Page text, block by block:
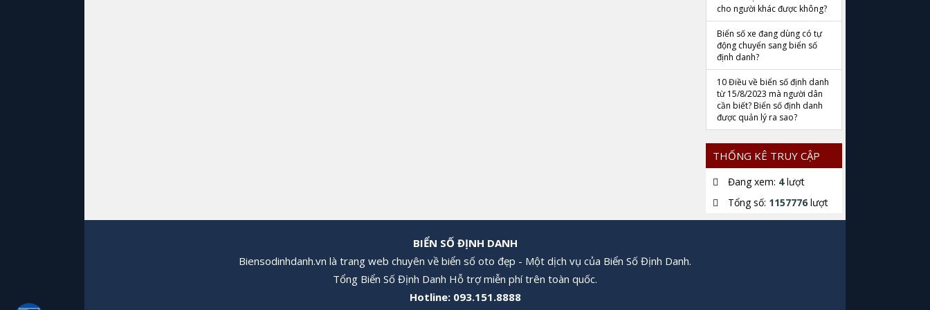
cho người khác được không?
Biển số xe đang dùng có tự
động chuyển sang biển số
định danh?
10 Điều về biển số định danh
từ 15/8/2023 mà người dân
cần biết? Biển số định danh
được quản lý ra sao?
THỐNG KÊ TRUY CẬP
Đang xem: 4lượt
Tổng số: 1157776 lượt
BIỂN SỐ ĐỊNH DANH
Biensodinhdanh.vn là trang web chuyên về biển số oto đẹp - Một dịch vụ của Biển Số Định Danh.
Tổng Biển Số Định Danh Hỗ trợ miễn phí trên toàn quốc.
Hotline: 093.151.8888